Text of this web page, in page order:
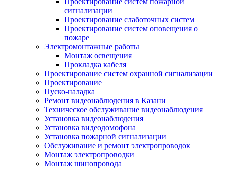
сигнализации
Проектирование слаботочных систем
Проектирование систем оповещения о
пожаре
Электромонтажные работы
Монтаж освещения
Прокладка кабеля
Проектирование систем охранной сигнализации
Проектирование
Пуско-наладка
Ремонт видеонаблюдения в Казани
Техническое обслуживание видеонаблюдения
Установка видеонаблюдения
Установка видеодомофона
Установка пожарной сигнализации
Обслуживание и ремонт электропроводок
Монтаж электропроводки
Монтаж шинопровода